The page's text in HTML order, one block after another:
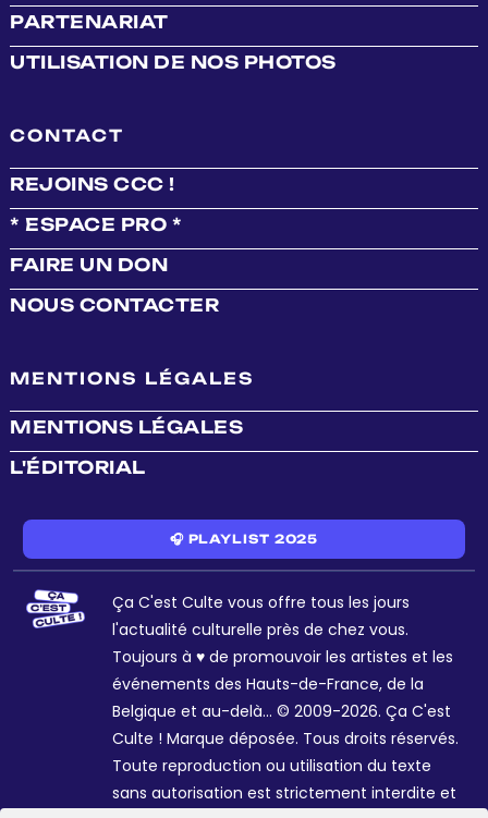
PARTENARIAT
UTILISATION DE NOS PHOTOS
CONTACT
REJOINS CCC !
* ESPACE PRO *
FAIRE UN DON
NOUS CONTACTER
MENTIONS LÉGALES
MENTIONS LÉGALES
L'ÉDITORIAL
🎧 PLAYLIST 2025
Ça C'est Culte vous offre tous les jours
l'actualité culturelle près de chez vous.
Toujours à ♥ de promouvoir les artistes et les
événements des Hauts-de-France, de la
Belgique et au-delà... © 2009-2026. Ça C'est
Culte ! Marque déposée. Tous droits réservés.
Toute reproduction ou utilisation du texte
sans autorisation est strictement interdite et